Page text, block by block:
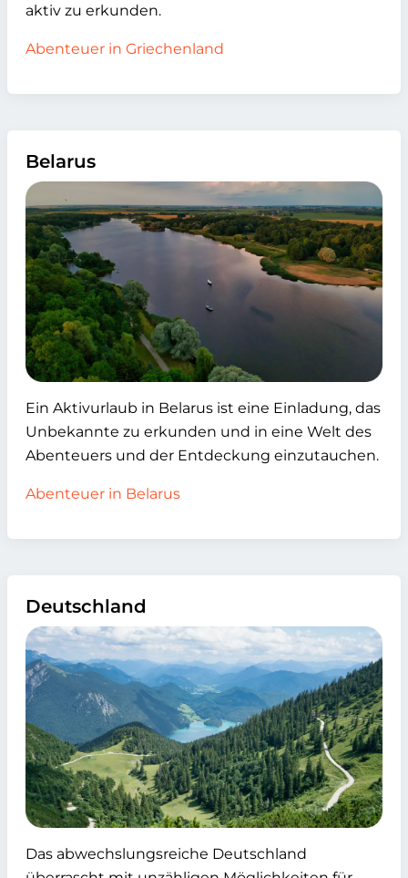
aktiv zu erkunden.
Abenteuer in Griechenland
Belarus
Ein Aktivurlaub in Belarus ist eine Einladung, das
Unbekannte zu erkunden und in eine Welt des
Abenteuers und der Entdeckung einzutauchen.
Abenteuer in Belarus
Deutschland
Das abwechslungsreiche Deutschland